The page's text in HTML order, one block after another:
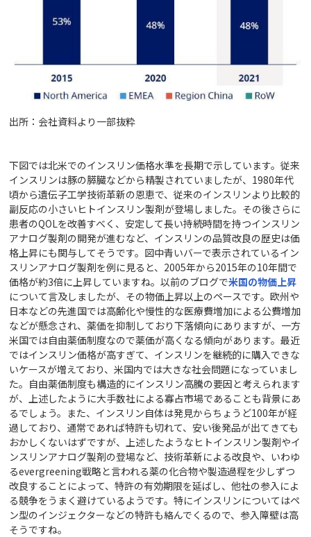
出所：会社資料より一部抜粋
下図では北米でのインスリン価格水準を長期で示しています。従来
インスリンは豚の膵臓などから精製されていましたが、1980年代
頃から遺伝子工学技術革新の恩恵で、従来のインスリンより比較的
副反応の小さいヒトインスリン製剤が登場しました。その後さらに
患者のQOLを改善すべく、安定して長い持続時間を持つインスリン
アナログ製剤の開発が進むなど、インスリンの品質改良の歴史は価
格上昇にも関与してそうです。図中青いバーで表示されているイン
スリンアナログ製剤を例に見ると、2005年から2015年の10年間で
価格が約3倍に上昇していますね。以前のブログで米国の物価上昇
について言及しましたが、その物価上昇以上のペースです。欧州や
日本などの先進国では高齢化や慢性的な医療費増加による公費増加
などが懸念され、薬価を抑制しており下落傾向にありますが、一方
米国では自由薬価制度なので薬価が高くなる傾向があります。最近
ではインスリン価格が高すぎて、インスリンを継続的に購入できな
いケースが増えており、米国内では大きな社会問題になっていまし
た。自由薬価制度も構造的にインスリン高騰の要因と考えられます
が、上述したように大手数社による寡占市場であることも背景にあ
るでしょう。また、インスリン自体は発見からちょうど100年が経
過しており、通常であれば特許も切れて、安い後発品が出てきても
おかしくないはずですが、上述したようなヒトインスリン製剤やイ
ンスリンアナログ製剤の登場など、技術革新による改良や、いわゆ
るevergreening戦略と言われる薬の化合物や製造過程を少しずつ
改良することによって、特許の有効期限を延ばし、他社の参入によ
る競争をうまく避けているようです。特にインスリンについてはペ
ン型のインジェクターなどの特許も絡んでくるので、参入障壁は高
そうですね。